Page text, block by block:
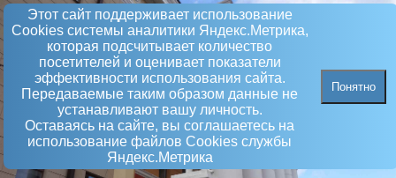
Этот сайт поддерживает использование
Сookies системы аналитики Яндекс.Метрика,
которая подсчитывает количество
посетителей и оценивает показатели
эффективности использования сайта.
Передаваемые таким образом данные не
устанавливают вашу личность.
Оставаясь на сайте, вы соглашаетесь на
использование файлов Сookies службы
Яндекс.Метрика
Понятно